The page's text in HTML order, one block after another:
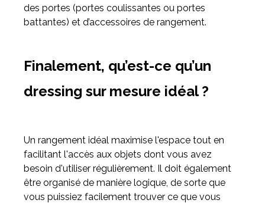
des portes (portes coulissantes ou portes
battantes) et d’accessoires de rangement.
Finalement, qu’est-ce qu’un
dressing sur mesure idéal ?
Un rangement idéal maximise l'espace tout en
facilitant l'accès aux objets dont vous avez
besoin d'utiliser régulièrement. Il doit également
être organisé de manière logique, de sorte que
vous puissiez facilement trouver ce que vous